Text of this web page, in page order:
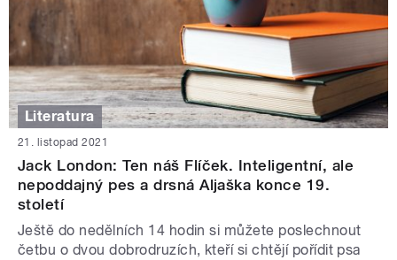
Literatura
21. listopad 2021
Jack London: Ten náš Flíček. Inteligentní, ale
nepoddajný pes a drsná Aljaška konce 19.
století
Ještě do nedělních 14 hodin si můžete poslechnout
četbu o dvou dobrodruzích, kteří si chtějí pořídit psa